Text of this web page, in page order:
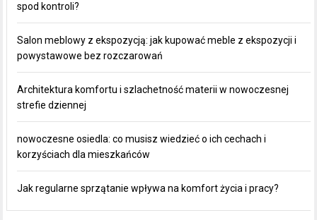
spod kontroli?
Salon meblowy z ekspozycją: jak kupować meble z ekspozycji i
powystawowe bez rozczarowań
Architektura komfortu i szlachetność materii w nowoczesnej
strefie dziennej
nowoczesne osiedla: co musisz wiedzieć o ich cechach i
korzyściach dla mieszkańców
Jak regularne sprzątanie wpływa na komfort życia i pracy?